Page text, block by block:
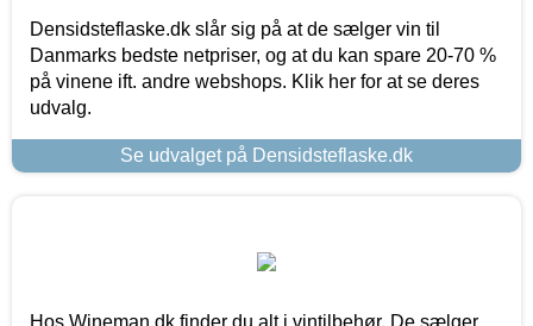
Densidsteflaske.dk slår sig på at de sælger vin til
Danmarks bedste netpriser, og at du kan spare 20-70 %
på vinene ift. andre webshops. Klik her for at se deres
udvalg.
Se udvalget på Densidsteflaske.dk
Hos Wineman.dk finder du alt i vintilbehør. De sælger